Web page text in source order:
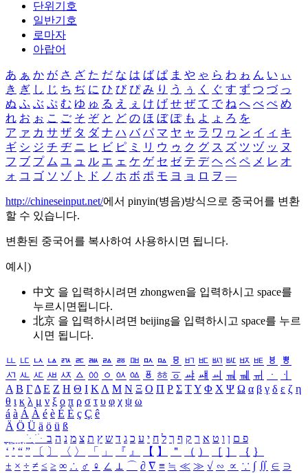
단위기호
일반기호
로마자
아랍어
あ ぁ か が さ ざ た だ な は ば ぱ ま や ゃ ら わ ゎ ん い ぃ
き ぎ し じ ち ぢ に ひ び ぴ み り う ぅ く ぐ す ず つ づ っ
ぬ ふ ぶ ぷ む ゆ ゅ る え ぇ け げ せ ぜ て で ね へ べ ぺ め
れ お ぉ こ ご そ ぞ と ど の ほ ぼ ぽ も よ ょ ろ を
ア ァ カ サ ザ タ ダ ナ ハ バ パ マ ヤ ャ ラ ワ ヮ ン イ ィ キ
ギ シ ジ チ ヂ ニ ヒ ビ ピ ミ リ ウ ゥ ク グ ス ズ ツ ヅ ッ ヌ
フ ブ プ ム ユ ュ ル エ ェ ケ ゲ セ ゼ テ デ ヘ ベ ペ メ レ オ
ォ コ ゴ ソ ゾ ト ド ノ ホ ボ ポ モ ヨ ョ ロ ヲ ―
http://chineseinput.net/에서 pinyin(병음)방식으로 중국어를 변환
할 수 있습니다.
변환된 중국어를 복사하여 사용하시면 됩니다.
예시)
中文 을 입력하시려면 zhongwen을 입력하시고 space를
누르시면됩니다.
北京 을 입력하시려면 beijing을 입력하시고 space를 누르
시면 됩니다.
ㅥ ㅦ ㅧ ㅨ ㅩ ㅪ ㅫ ㅬ ㅭ ㅮ ㅯ ㅰ ㅱ ㅲ ㅳ ㅴ ㅵ ㅶ ㅷ ㅸ
ㅹ
ㅺ ㅻ ㅼ ㅽ ㅾ ㅿ ㆀ ㆁ ㆂ ㆃ ㆄ ㆅ ㆆ ㆇ ㆈ ㆉ ㆊ ㆋ ㆌ ㆍ
ㆎ
Α Β ΓΔ Ε Ζ Η Θ Ι ΚΛ Μ Ν Ξ Ο Π Ρ Σ ΤΥ Φ Χ Ψ Ω α β γ δ ε ζ η
θ ι κ λ μ ν ξ ο π ρ σ τ υ φ χ ψ ω
á à Á À é è É È ç Ç ê
Ä Ö Ü ä ö ü ß
ִֶֹ ֻּ ׁׂ פ ם ן ו ט א ר ק ף ך ל ח י ע כ ג ד ש ץ ת צ מ נ ה ב
‘ ’ “ ” 〔 〕 〈 〉 「 」 『 』 【 】 ＂ （ ） ［ ］ ｛ ｝
± × ÷ ≠ ≤ ≥ ∞ ∴ ♂ ♀ ∠ ⊥ ⌒ ∂ ∇ ≡ ≒ ≪ ≫ √ ∽ ∝ ∵ ∫ ∬ ∈ ∋